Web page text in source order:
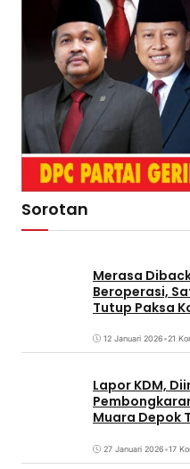
Sorotan
Merasa
Beroperasi,
Tutup Paksa
12 Januari 2026•21
Lapor KDM,
Muara Depok
27 Januari 2026•17